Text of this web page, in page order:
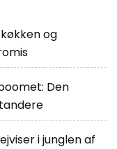
og
Den
i junglen af